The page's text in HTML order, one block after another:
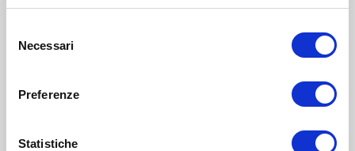
delNecessari
Preferenze
Statistiche